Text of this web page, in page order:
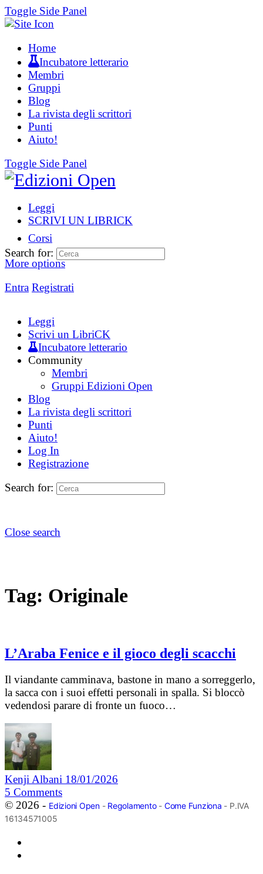
Toggle Side Panel
Home
Incubatore letterario
Membri
Gruppi
Blog
La rivista degli scrittori
Punti
Aiuto!
Toggle Side Panel
Leggi
SCRIVI UN LIBRICK
Corsi
More options
Entra Registrati
Search for:
Leggi
Scrivi un LibriCK
Incubatore letterario
Community
Membri
Gruppi Edizioni Open
Blog
La rivista degli scrittori
Punti
Aiuto!
Log In
Registrazione
Search for:
Close search
Tag: Originale
L’Araba Fenice e il gioco degli scacchi
Il viandante camminava, bastone in mano a sorreggerlo,
la sacca con i suoi effetti personali in spalla. Si bloccò
vedendosi parare di fronte un fuoco…
Kenji Albani 18/01/2026
5 Comments
© 2026 - Edizioni Open- Regolamento- Come Funziona - P.IVA
16134571005